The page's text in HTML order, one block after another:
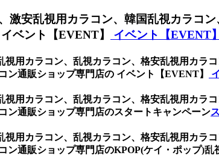
激安乱視用カラコン、韓国乱視カラコ
ベント【EVENT】
イベント【EVENT】
視用カラコン、乱視カラコン、格安乱視用カラ
通販ショップ専門店の イベント【EVENT】
視用カラコン、乱視カラコン、格安乱視用カラ
ン通販ショップ専門店のスタートキャンペーン
視用カラコン、乱視カラコン、格安乱視用カラ
通販ショップ専門店のKPOP(ケイ・ポップ)乱